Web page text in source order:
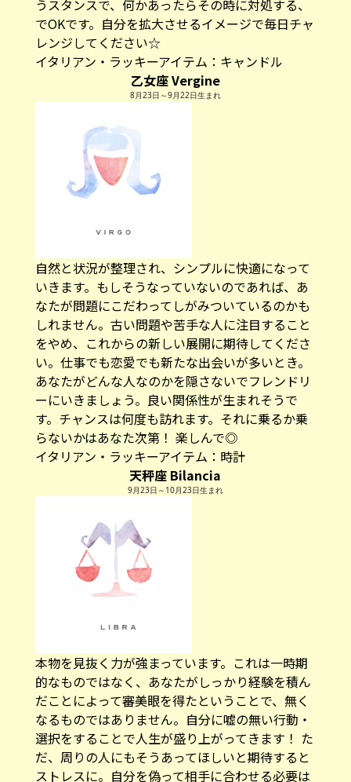
うスタンスで、何かあったらその時に対処する、
でOKです。自分を拡大させるイメージで毎日チャ
レンジしてください☆
イタリアン・ラッキーアイテム： キャンドル
乙女座 Vergine
8月23日～9月22日生まれ
自然と状況が整理され、シンプルに快適になって
いきます。もしそうなっていないのであれば、あ
なたが問題にこだわってしがみついているのかも
しれません。古い問題や苦手な人に注目すること
をやめ、これからの新しい展開に期待してくださ
い。仕事でも恋愛でも新たな出会いが多いとき。
あなたがどんな人なのかを隠さないでフレンドリ
ーにいきましょう。良い関係性が生まれそうで
す。チャンスは何度も訪れます。それに乗るか乗
らないかはあなた次第！ 楽しんで◎
イタリアン・ラッキーアイテム： 時計
天秤座 Bilancia
9月23日～10月23日生まれ
本物を見抜く力が強まっています。これは一時期
的なものではなく、あなたがしっかり経験を積ん
だことによって審美眼を得たということで、無く
なるものではありません。自分に嘘の無い行動・
選択をすることで人生が盛り上がってきます！ た
だ、周りの人にもそうあってほしいと期待すると
ストレスに。自分を偽って相手に合わせる必要は